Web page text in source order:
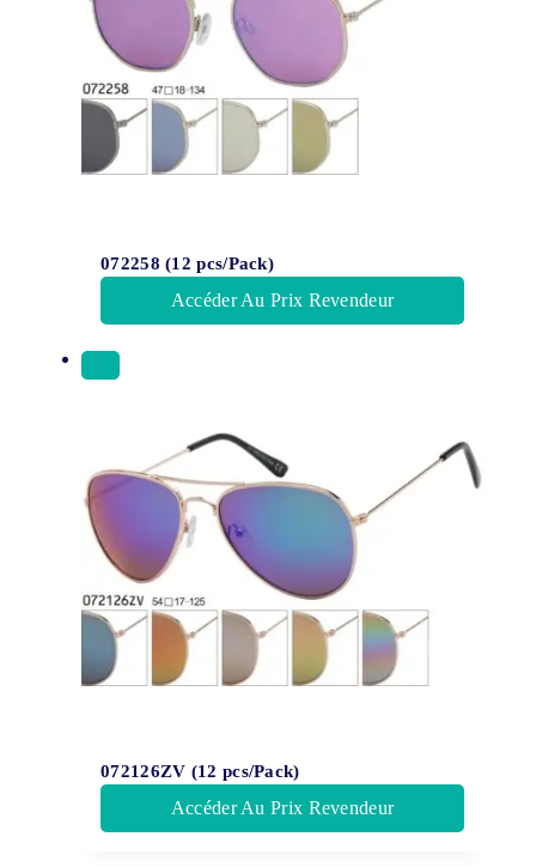
072258 (12 pcs/Pack)
Accéder Au Prix Revendeur
072126ZV (12 pcs/Pack)
Accéder Au Prix Revendeur